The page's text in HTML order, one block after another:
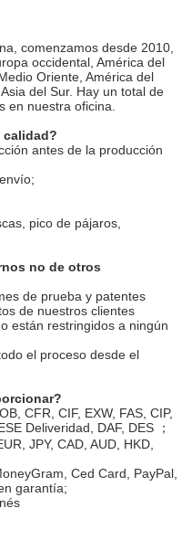
comenzamos desde 2010,
occidental, América del
Oriente, América del
del Sur. Hay un total de
en nuestra oficina.
calidad?
no de otros
de prueba y patentes
de nuestros clientes
están restringidos a ningún
el proceso desde el
Deliveridad, DAF, DES ；
JPY, CAD, AUD, HKD,
Ced Card, PayPal,
garantía;